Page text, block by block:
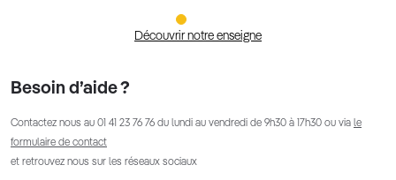
Découvrir notre enseigne
Besoin d’aide ?
Contactez nous au 01 41 23 76 76 du lundi au vendredi de 9h30 à 17h30 ou via le
formulaire de contact
et retrouvez nous sur les réseaux sociaux